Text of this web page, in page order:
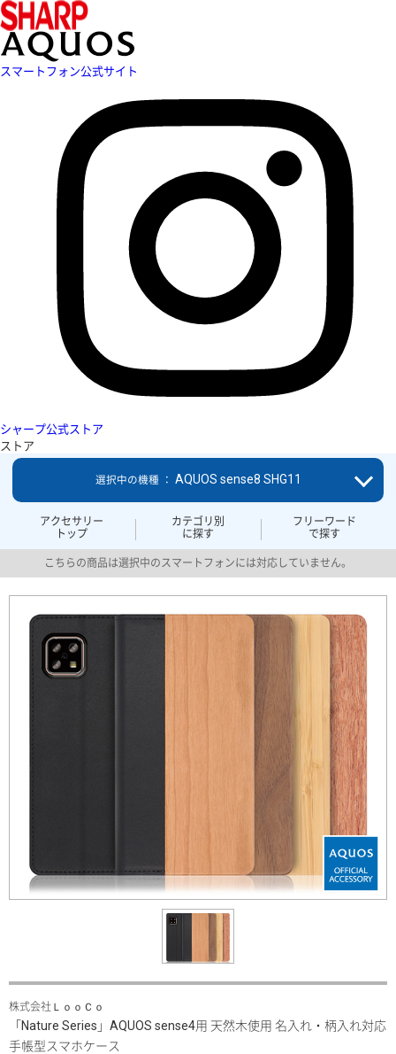
スマートフォン公式サイト
シャープ公式ストア
ストア
アクセサリー
トップ
カテゴリ別
に探す
フリーワード
で探す
選択中の機種 ： AQUOS sense8 SHG11
こちらの商品は選択中のスマートフォンには対応していません。
株式会社ＬｏｏＣｏ
「Nature Series」AQUOS sense4用 天然木使用 名入れ・柄入れ対応
手帳型スマホケース